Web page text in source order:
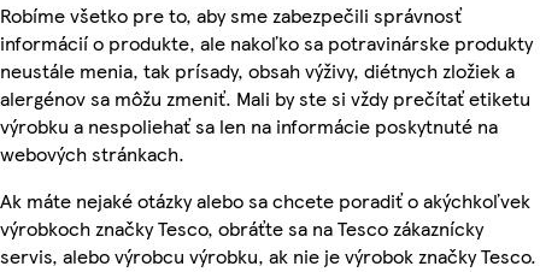
Robíme všetko pre to, aby sme zabezpečili správnosť
informácií o produkte, ale nakoľko sa potravinárske produkty
neustále menia, tak prísady, obsah výživy, diétnych zložiek a
alergénov sa môžu zmeniť. Mali by ste si vždy prečítať etiketu
výrobku a nespoliehať sa len na informácie poskytnuté na
webových stránkach.
Ak máte nejaké otázky alebo sa chcete poradiť o akýchkoľvek
výrobkoch značky Tesco, obráťte sa na Tesco zákaznícky
servis, alebo výrobcu výrobku, ak nie je výrobok značky Tesco.